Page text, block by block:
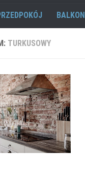
BALKON
TURKUSOWY